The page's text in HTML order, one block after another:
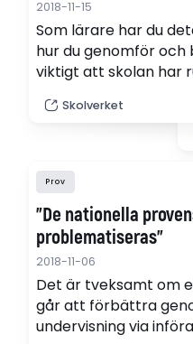
2018-11-15
Som lärare har du
hur du genomför
viktigt att skolan har
Skolverket
Prov
"De nationella
problematiseras"
2018-11-06
Det är tveksamt om
går att förbättra
undervisning via